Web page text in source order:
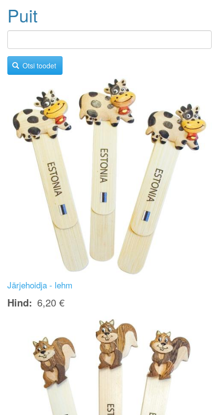
Puit
Otsi toodet
Järjehoidja - lehm
Hind 6,20 €